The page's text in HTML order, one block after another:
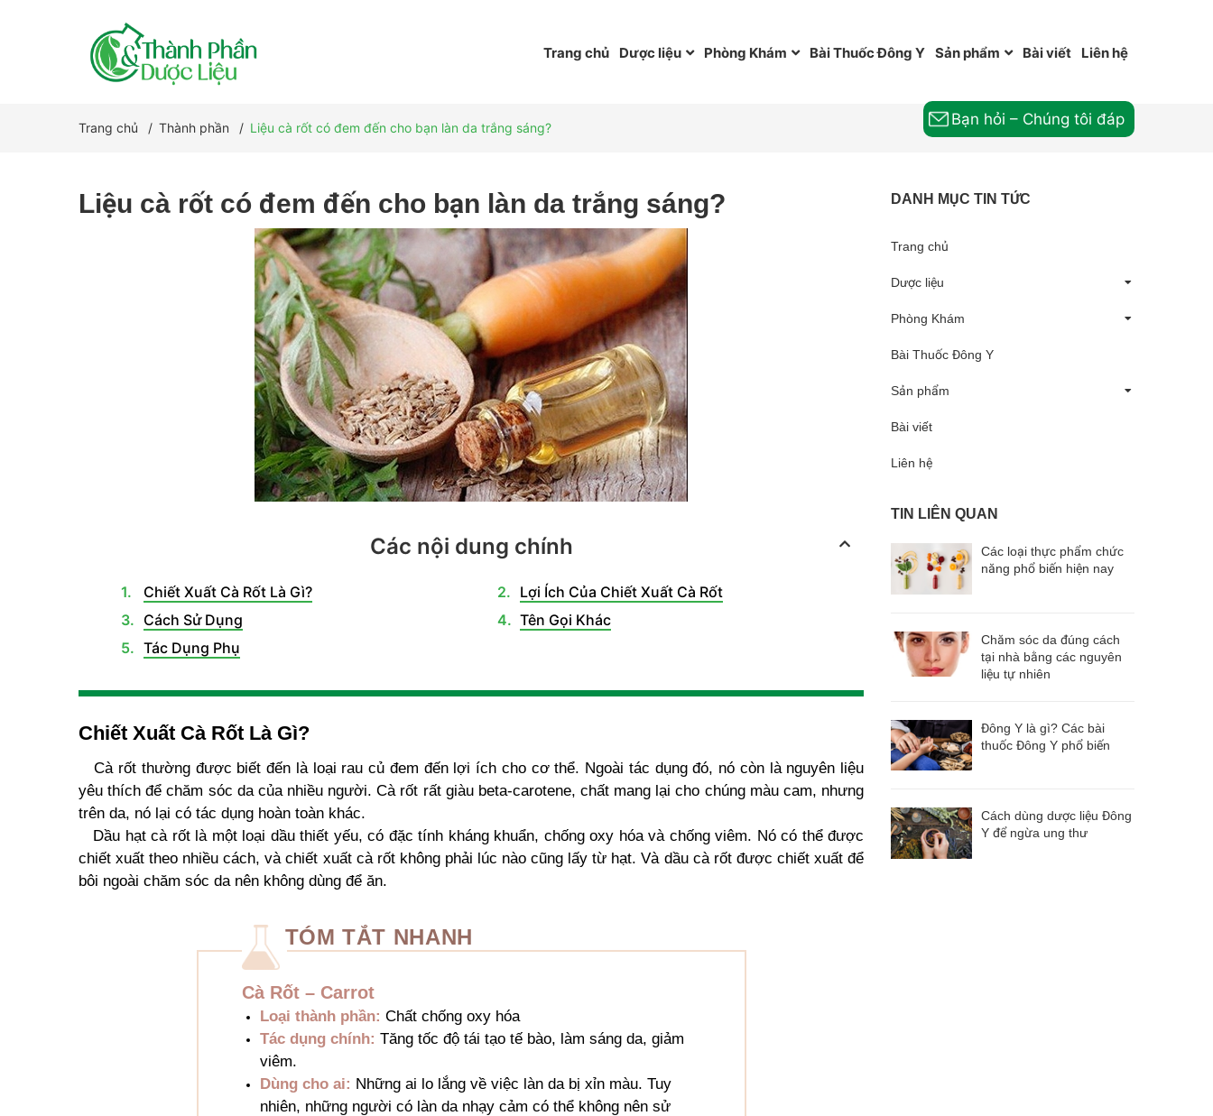
Trang chủ Dược liệu Phòng Khám Bài Thuốc Đông Y Sản phẩm Bài viết Liên hệ
Bạn hỏi – Chúng tôi đáp
Trang chủ / Thành phần / Liệu cà rốt có đem đến cho bạn làn da trắng sáng?
Liệu cà rốt có đem đến cho bạn làn da trắng sáng?
Các nội dung chính
Chiết Xuất Cà Rốt Là Gì?
Lợi Ích Của Chiết Xuất Cà Rốt
Cách Sử Dụng
Tên Gọi Khác
Tác Dụng Phụ
Chiết Xuất Cà Rốt Là Gì?
Cà rốt thường được biết đến là loại rau củ đem đến lợi ích cho cơ thể. Ngoài tác dụng đó, nó còn là nguyên liệu
yêu thích để chăm sóc da của nhiều người. Cà rốt rất giàu beta-carotene, chất mang lại cho chúng màu cam, nhưng
trên da, nó lại có tác dụng hoàn toàn khác.
Dầu hạt cà rốt là một loại dầu thiết yếu, có đặc tính kháng khuẩn, chống oxy hóa và chống viêm. Nó có thể được
chiết xuất theo nhiều cách, và chiết xuất cà rốt không phải lúc nào cũng lấy từ hạt. Và dầu cà rốt được chiết xuất để
bôi ngoài chăm sóc da nên không dùng để ăn.
TÓM TẮT NHANH
Cà Rốt – Carrot
Loại thành phần: Chất chống oxy hóa
Tác dụng chính: Tăng tốc độ tái tạo tế bào, làm sáng da, giảm
viêm.
Dùng cho ai: Những ai lo lắng về việc làn da bị xỉn màu. Tuy
nhiên, những người có làn da nhạy cảm có thể không nên sử
DANH MỤC TIN TỨC
Trang chủ
Dược liệu
Phòng Khám
Bài Thuốc Đông Y
Sản phẩm
Bài viết
Liên hệ
TIN LIÊN QUAN
Các loại thực phẩm chức
năng phổ biến hiện nay
Chăm sóc da đúng cách
tại nhà bằng các nguyên
liệu tự nhiên
Đông Y là gì? Các bài
thuốc Đông Y phổ biến
Cách dùng dược liệu Đông
Y để ngừa ung thư